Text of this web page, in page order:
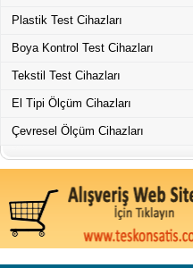
Plastik Test Cihazları
Boya Kontrol Test Cihazları
Tekstil Test Cihazları
El Tipi Ölçüm Cihazları
Çevresel Ölçüm Cihazları